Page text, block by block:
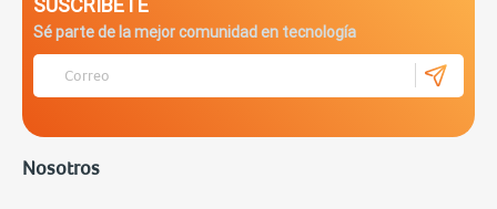
Sé parte de la mejor comunidad en tecnología
Nosotros